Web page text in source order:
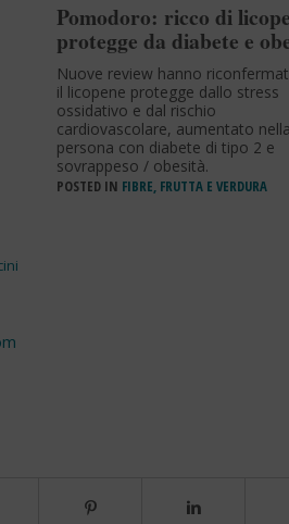
Pomodoro: ricco di
protegge da diabete e
Nuove review hanno
il licopene protegge dallo stress
ossidativo e dal rischio
cardiovascolare, aumentato nella
persona con diabete di tipo 2 e
sovrappeso / obesità.
POSTED IN FIBRE, FRUTTA E VERDURA